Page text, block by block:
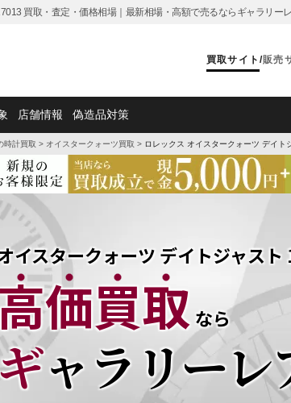
買取・査定・価格相場｜最新相場・高額で売るならギャラリー
買取サイト /販売
店舗情報 偽造品対策
時計買取 > オイスタークォーツ買取 > ロレックス オイスタークォーツ デイ
イスタークォーツ デイトジャス
価買取 なら
ギャラリー